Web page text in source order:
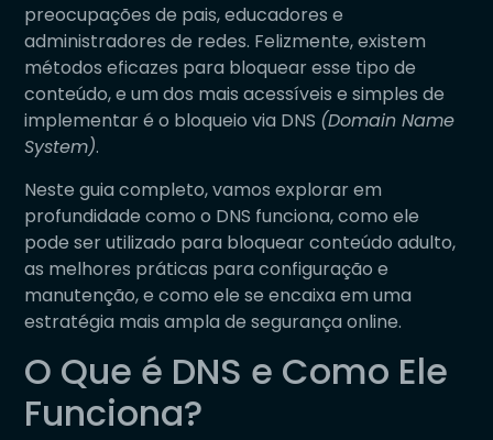
preocupações de pais, educadores e
administradores de redes. Felizmente, existem
métodos eficazes para bloquear esse tipo de
conteúdo, e um dos mais acessíveis e simples de
implementar é o bloqueio via DNS (Domain Name
System).
Neste guia completo, vamos explorar em
profundidade como o DNS funciona, como ele
pode ser utilizado para bloquear conteúdo adulto,
as melhores práticas para configuração e
manutenção, e como ele se encaixa em uma
estratégia mais ampla de segurança online.
O Que é DNS e Como Ele
Funciona?